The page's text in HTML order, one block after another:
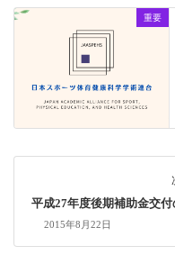
重要
平成27年度後期補助金交付
2015年8月22日